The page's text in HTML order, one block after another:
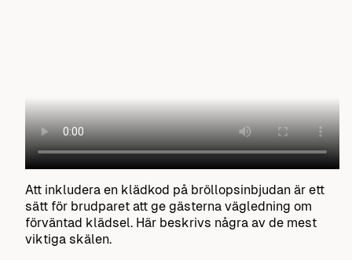
Att inkludera en klädkod på bröllopsinbjudan är ett
sätt för brudparet att ge gästerna vägledning om
förväntad klädsel. Här beskrivs några av de mest
viktiga skälen.